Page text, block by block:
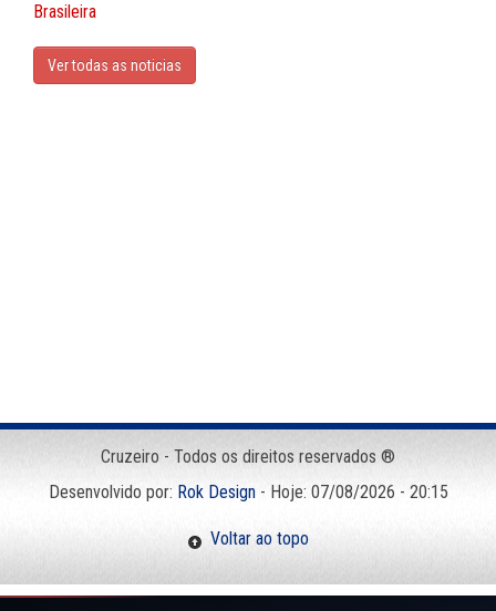
Brasileira
Ver todas as noticias
Cruzeiro - Todos os direitos reservados ®
Desenvolvido por: Rok Design- Hoje: 07/08/2026 - 20:15
Voltar ao topo